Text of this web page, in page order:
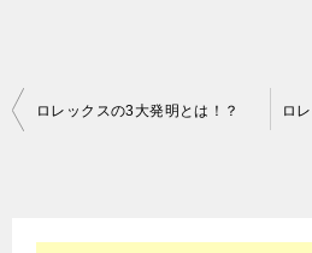
投
ロレックスの3大発明とは！？